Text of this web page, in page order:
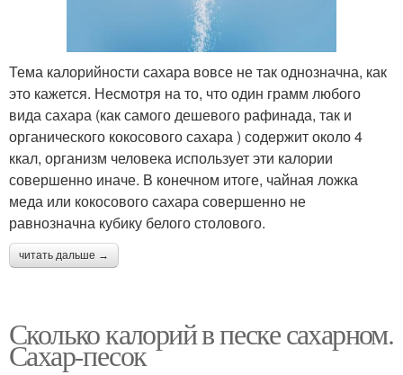
Тема калорийности сахара вовсе не так однозначна, как
это кажется. Несмотря на то, что один грамм любого
вида сахара (как самого дешевого рафинада, так и
органического кокосового сахара ) содержит около 4
ккал, организм человека использует эти калории
совершенно иначе. В конечном итоге, чайная ложка
меда или кокосового сахара совершенно не
равнозначна кубику белого столового.
читать дальше →
Сколько калорий в песке сахарном.
Сахар-песок